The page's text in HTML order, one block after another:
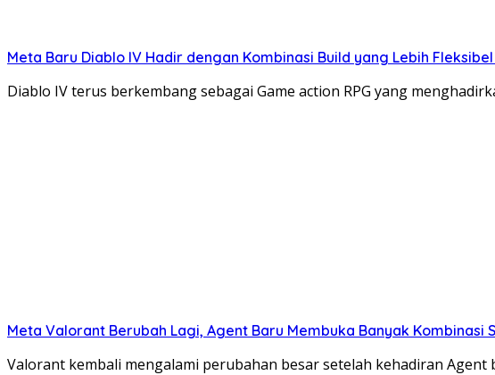
Meta Baru Diablo IV Hadir dengan Kombinasi Build yang Lebih
Diablo IV terus berkembang sebagai Game action RPG yang
Meta Valorant Berubah Lagi, Agent Baru Membuka Banyak Kombinasi
Valorant kembali mengalami perubahan besar setelah kehadiran